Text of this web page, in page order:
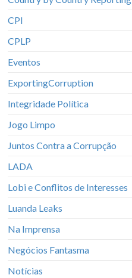
CPI
CPLP
Eventos
ExportingCorruption
Integridade Política
Jogo Limpo
Juntos Contra a Corrupção
LADA
Lobi e Conflitos de Interesses
Luanda Leaks
Na Imprensa
Negócios Fantasma
Notícias